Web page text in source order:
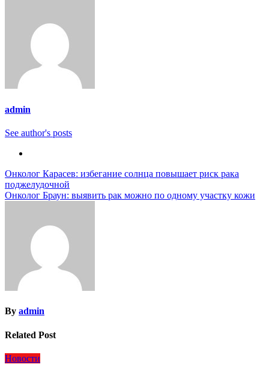
admin
See author's posts
Навигация
по
Онколог Карасев: избегание солнца повышает риск рака
поджелудочной
Онколог Браун: выявить рак можно по одному участку кожи
By admin
Related Post
Новости